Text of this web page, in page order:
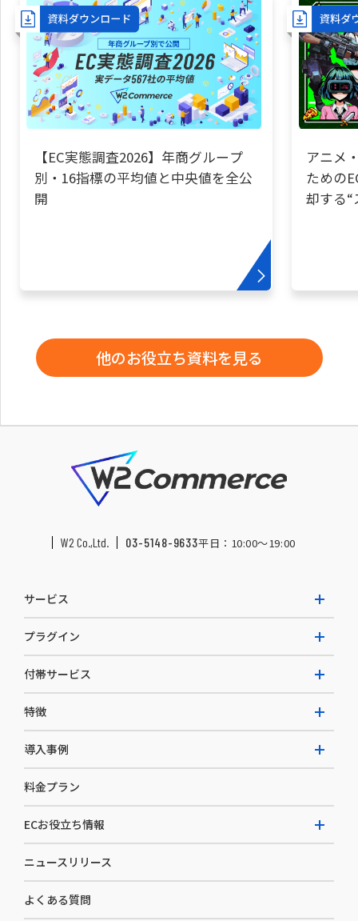
【EC実態調査2026】年商グループ
別・16指標の平均値と中央値を全公
開
アニメ
ための
却する
他のお役立ち資料を見る
W2 Co.,Ltd. 03-5148-9633平日：10:00〜19:00
サービス
W2 Commerce Repeat
W2 Commerce BtoB
W2 Commerce Asia
プラグイン
AI buddy
付帯サービス
EC運用構築支援・運用支援
カスタマーサクセス
セキュリティ
デザイン制作
コンサルティング
特徴
選ばれる理由
開発体制
導入事例
導入企業一覧
料金プラン
ECお役立ち情報
お役立ち資料
ニュースリリース
よくある質問